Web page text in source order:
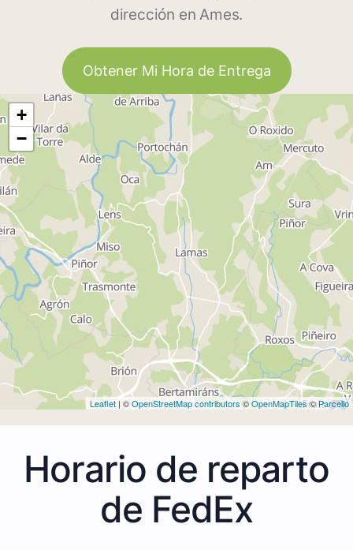
dirección en Ames.
Obtener Mi Hora de Entrega
+
−
Leaflet | ©OpenStreetMap contributors ©OpenMapTiles©Parcello
Horario de reparto
de FedEx